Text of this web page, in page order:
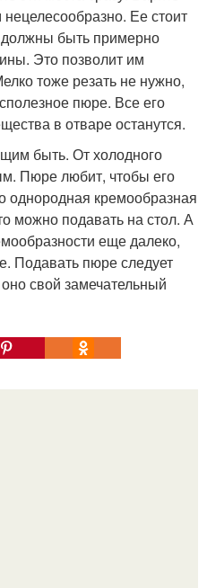
Ее стоит
должны быть примерно
Это позволит им
тоже резать не нужно,
пюре. Все его
в отваре останутся.
быть. От холодного
Пюре любит, чтобы его
однородная кремообразная
можно подавать на стол. А
еще далеко,
Подавать пюре следует
свой замечательный